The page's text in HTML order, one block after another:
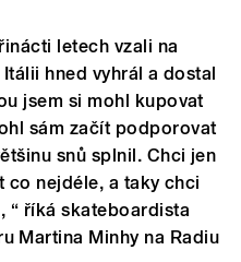
letech vzali na
hned vyhrál a dostal
jsem si mohl kupovat
sám začít podporovat
snů splnil. Chci jen
co nejdéle, a taky chci
“ říká skateboardista
Martina Minhy na Radiu